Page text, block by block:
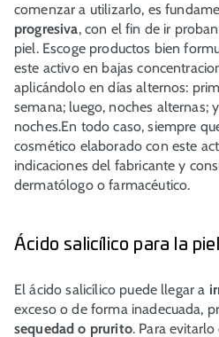
comenzar a utilizarlo, es
progresiva, con el fin de ir
piel. Escoge productos bien
este activo en bajas
aplicándolo en días alternos:
semana; luego, noches alternas;
noches.En todo caso, siempre
cosmético elaborado con este
indicaciones del fabricante y
dermatólogo o farmacéutico.
Ácido salicílico para la
El ácido salicílico puede llegar a
exceso o de forma inadecuada,
sequedad o prurito. Para